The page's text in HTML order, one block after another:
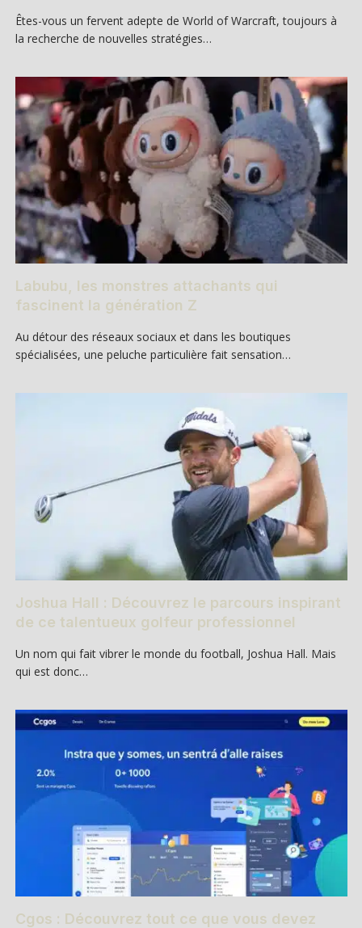
Êtes-vous un fervent adepte de World of Warcraft, toujours à
la recherche de nouvelles stratégies…
Labubu, les monstres attachants qui
fascinent la génération Z
Au détour des réseaux sociaux et dans les boutiques
spécialisées, une peluche particulière fait sensation…
Joshua Hall : Découvrez le parcours inspirant
de ce talentueux golfeur professionnel
Un nom qui fait vibrer le monde du football, Joshua Hall. Mais
qui est donc…
Cgos : Découvrez tout ce que vous devez